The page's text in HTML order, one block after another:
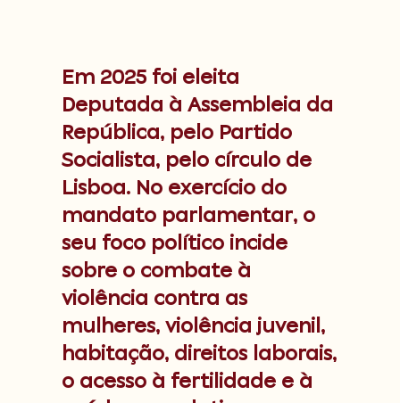
Em 2025 foi eleita
Deputada à Assembleia da
República, pelo Partido
Socialista, pelo círculo de
Lisboa. No exercício do
mandato parlamentar, o
seu foco político incide
sobre o combate à
violência contra as
mulheres, violência juvenil,
habitação, direitos laborais,
o acesso à fertilidade e à